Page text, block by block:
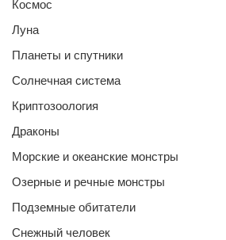
Космос
Луна
Планеты и спутники
Солнечная система
Криптозоология
Драконы
Морские и океанские монстры
Озерные и речные монстры
Подземные обитатели
Снежный человек